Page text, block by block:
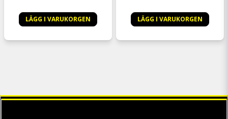
LÄGG I VARUKORGEN LÄGG I VARUKORGEN